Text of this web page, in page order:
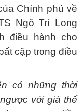
Chính phủ về
Ngô Trí Long
điều hành cho
cập trong điều
có những thời
với giá thế